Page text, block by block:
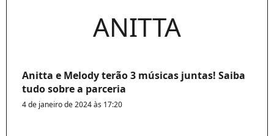
ANITTA
Anitta e Melody terão 3 músicas juntas! Saiba
tudo sobre a parceria
4 de janeiro de 2024 às 17:20